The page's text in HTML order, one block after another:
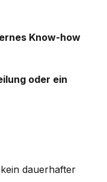
Know-how
oder ein
dauerhafter